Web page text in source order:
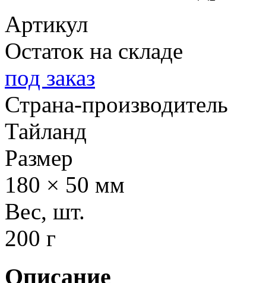
Артикул
Остаток на складе
под заказ
Страна-производитель
Тайланд
Размер
180 × 50 мм
Вес, шт.
200 г
Описание